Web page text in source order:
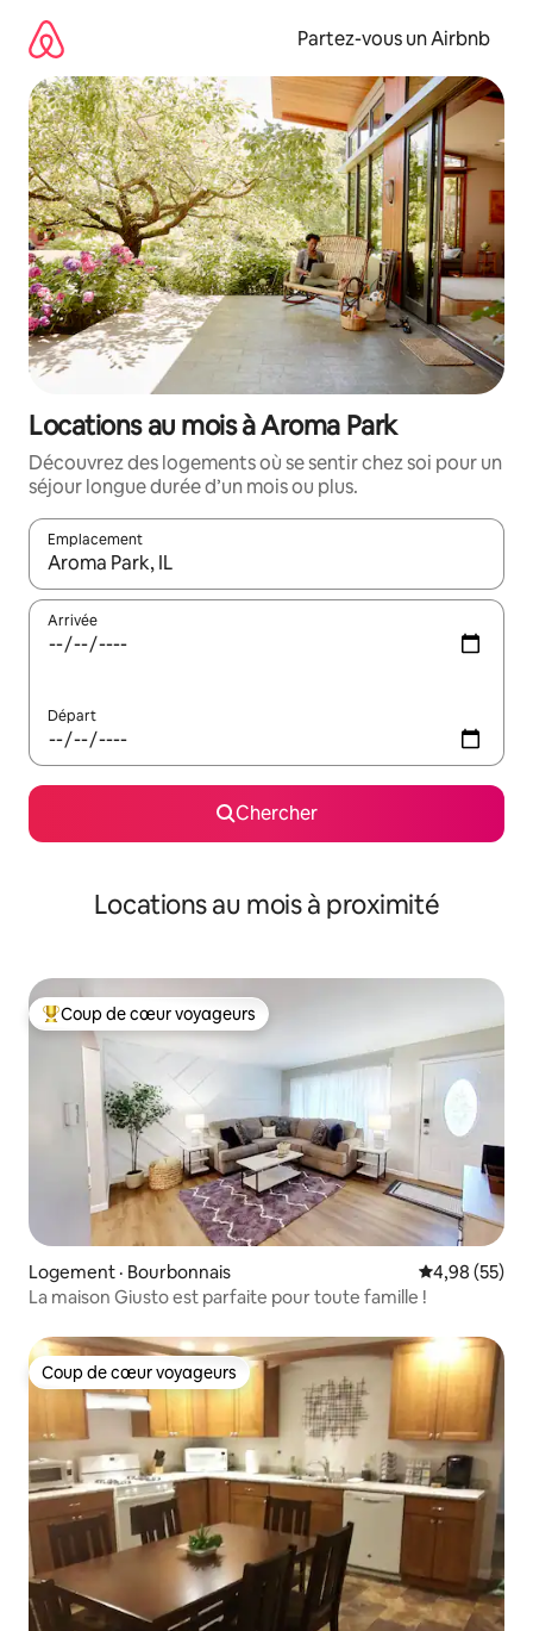
directement
contenu
Partez-vous un Airbnb
Locations au mois à Aroma Park
Découvrez des logements où se sentir chez soi pour un
séjour longue durée d’un mois ou plus.
Emplacement
Quand les résultats sont affichés, parcourez-les en utilisant
Arrivée
Départ
Chercher
Locations au mois à proximité
Coup de cœur voyageurs parmi les plus aimés
Coup de cœur voyageurs
Logement · Bourbonnais Note
4,98 (55)
La maison Giusto est parfaite pour toute famille !
Coup de cœur voyageurs
Coup de cœur voyageurs